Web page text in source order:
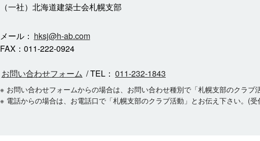
（一社）北海道建築士会札幌支部
メール： hksj@h-ab.com
FAX：011-222-0924
お問い合わせフォーム / TEL： 011-232-1843
お問い合わせフォームからの場合は、お問い合わせ種別で「札幌支部のクラブ
電話からの場合は、お電話口で「札幌支部のクラブ活動」とお伝え下さい。(